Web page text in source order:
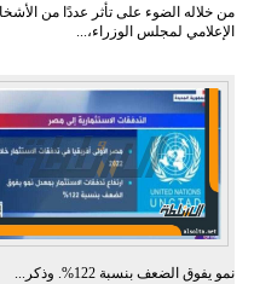
من خلاله الضوء على تأثر عددًا من
الإعلامي لمجلس الوزراء،...
نمو يفوق الضعف بنسبة 122%. وذكر...